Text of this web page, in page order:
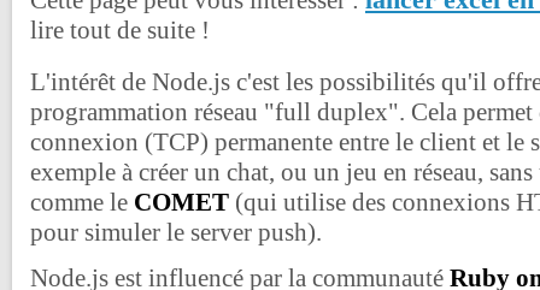
lire tout de suite !
L'intérêt de Node.js c'est les possibilités qu'il
programmation réseau "full duplex". Cela
connexion (TCP) permanente entre le client et le
exemple à créer un chat, ou un jeu en réseau,
comme le COMET (qui utilise des connexions
pour simuler le server push).
Node.js est influencé par la communauté Ruby